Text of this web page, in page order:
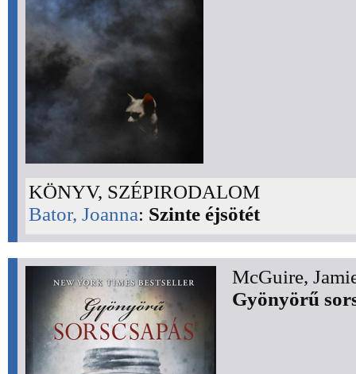
KÖNYV, SZÉPIRODALOM
Bator, Joanna: Szinte éjsötét
McGuire,
Gyönyörű